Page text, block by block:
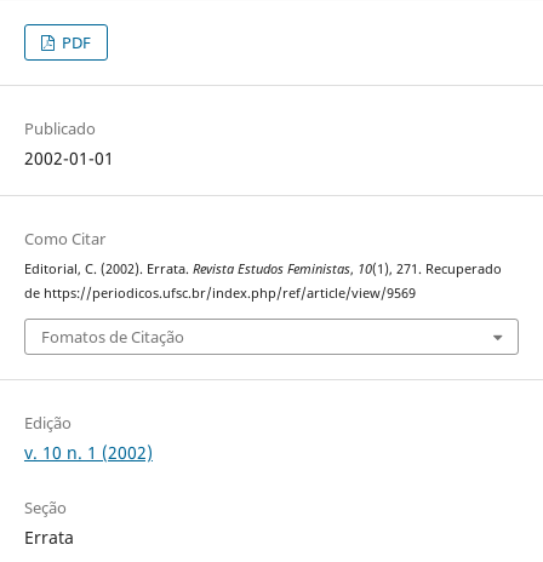
PDF
Publicado
2002-01-01
Como Citar
Editorial, C. (2002). Errata. Revista Estudos Feministas, 10(1), 271. Recuperado
de https://periodicos.ufsc.br/index.php/ref/article/view/9569
Fomatos de Citação
Edição
v. 10 n. 1 (2002)
Seção
Errata